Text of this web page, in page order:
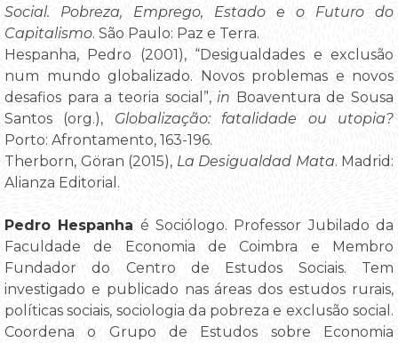
Social. Pobreza, Emprego, Estado e o Futuro do
Capitalismo. São Paulo: Paz e Terra.
Hespanha, Pedro (2001), “Desigualdades e exclusão
num mundo globalizado. Novos problemas e novos
desafios para a teoria social”, in Boaventura de Sousa
Santos (org.), Globalização: fatalidade ou utopia?
Porto: Afrontamento, 163-196.
Therborn, Göran (2015), La Desigualdad Mata. Madrid:
Alianza Editorial.
Pedro Hespanha é Sociólogo. Professor Jubilado da
Faculdade de Economia de Coimbra e Membro
Fundador do Centro de Estudos Sociais. Tem
investigado e publicado nas áreas dos estudos rurais,
políticas sociais, sociologia da pobreza e exclusão social.
Coordena o Grupo de Estudos sobre Economia